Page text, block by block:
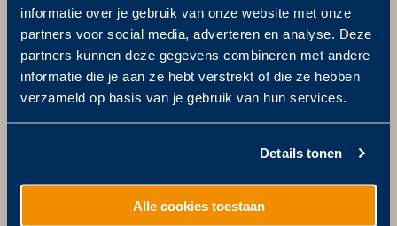
informatie over je gebruik van onze website met onze
partners voor social media, adverteren en analyse. Deze
partners kunnen deze gegevens combineren met andere
informatie die je aan ze hebt verstrekt of die ze hebben
verzameld op basis van je gebruik van hun services.
Details tonen
Alle cookies toestaan
Privacy verklaring
Algemene voorwaarden
Cookiestatement
Disclaimer
PLAN EEN AFSPRAAK